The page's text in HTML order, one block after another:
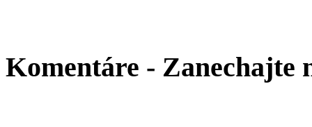
Komentáre - Zanechajte